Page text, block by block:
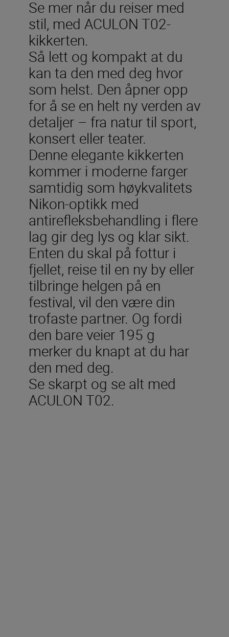
Se mer når du reiser med
stil, med ACULON T02-
kikkerten.
Så lett og kompakt at du
kan ta den med deg hvor
som helst. Den åpner opp
for å se en helt ny verden av
detaljer – fra natur til sport,
konsert eller teater.
Denne elegante kikkerten
kommer i moderne farger
samtidig som høykvalitets
Nikon-optikk med
antirefleksbehandling i flere
lag gir deg lys og klar sikt.
Enten du skal på fottur i
fjellet, reise til en ny by eller
tilbringe helgen på en
festival, vil den være din
trofaste partner. Og fordi
den bare veier 195 g
merker du knapt at du har
den med deg.
Se skarpt og se alt med
ACULON T02.